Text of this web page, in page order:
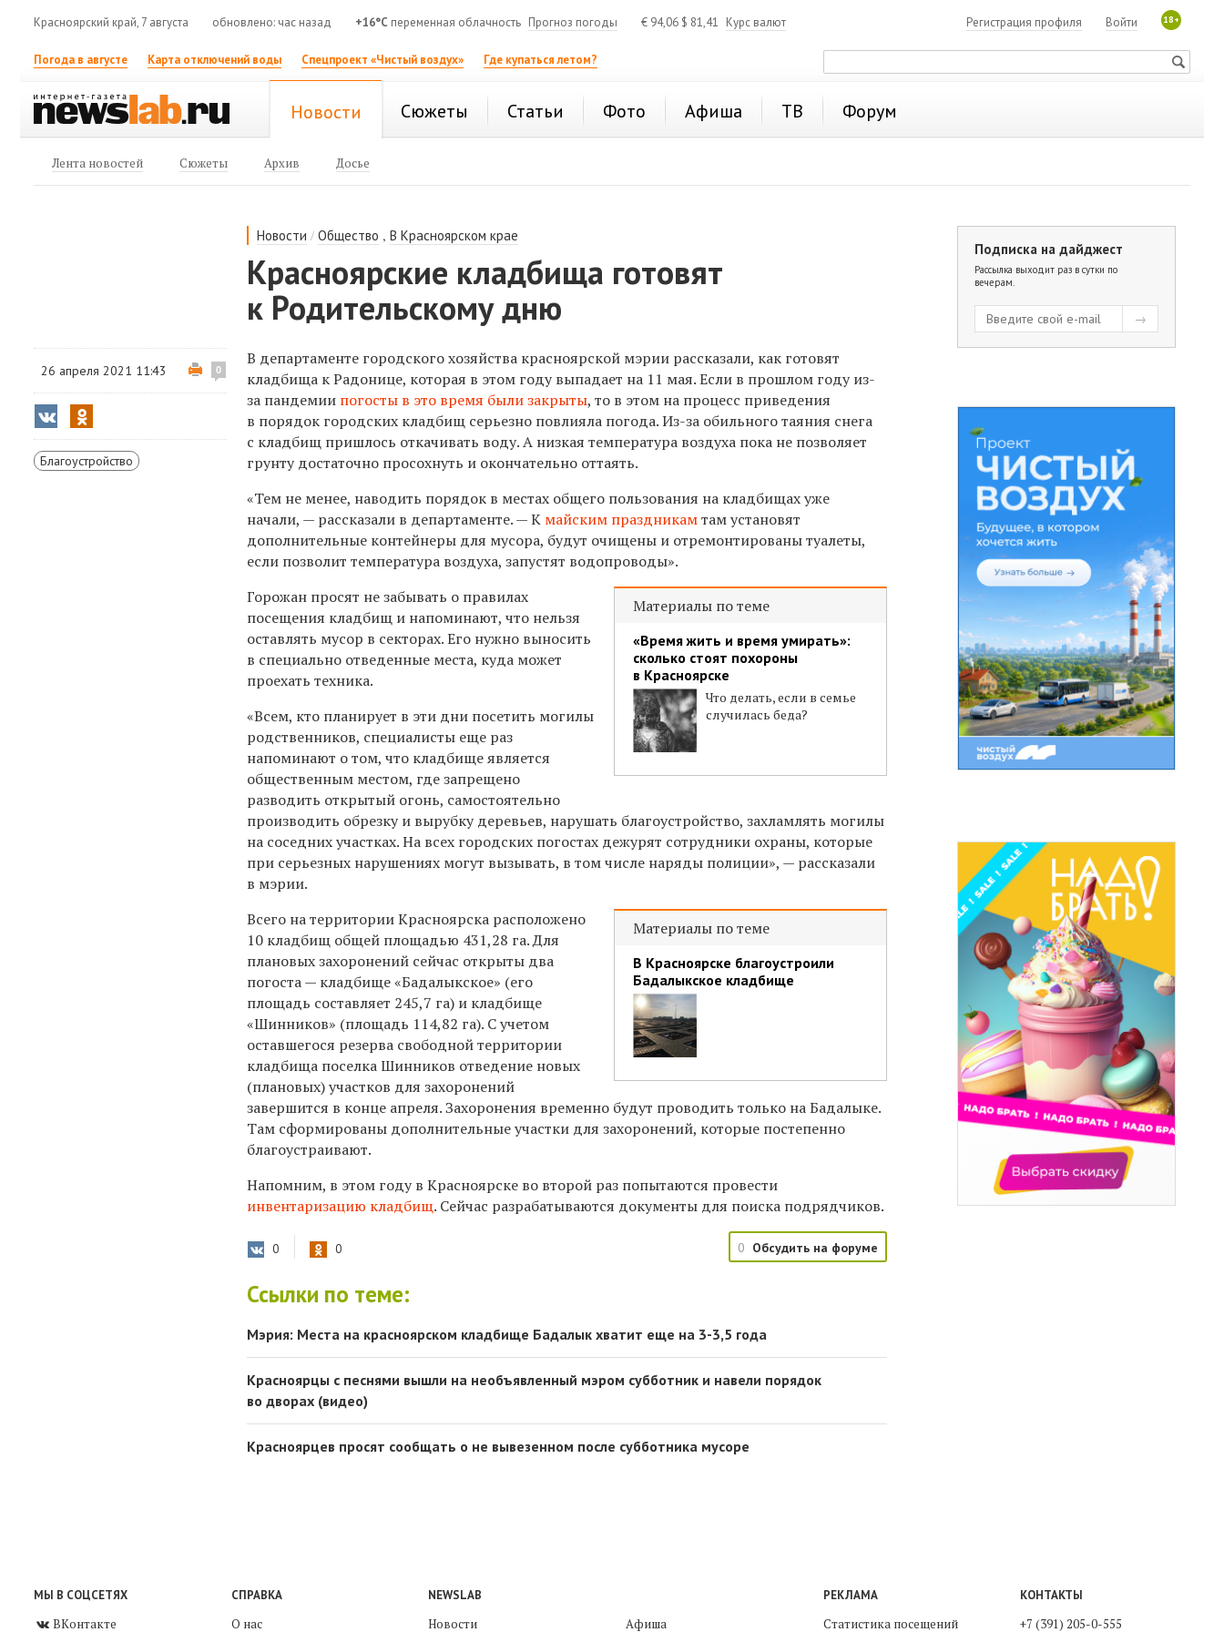
Красноярский край, 7 августа обновлено: час назад +16°C переменная облачность Прогноз погоды € 94,06 $ 81,41 Курс валют 18+
Войти
Регистрация профиля
Погода в августе Карта отключений воды Спецпроект «Чистый воздух» Где купаться летом?
Новости Сюжеты Статьи Фото Афиша ТВ Форум
Лента новостей Сюжеты Архив Досье
Новости /Общество ,В Красноярском крае
Красноярские кладбища готовят
к Родительскому дню
26 апреля 2021 11:43 0
Благоустройство
В департаменте городского хозяйства красноярской мэрии рассказали, как готовят
кладбища к Радонице, которая в этом году выпадает на 11 мая. Если в прошлом году из-
за пандемии погосты в это время были закрыты, то в этом на процесс приведения
в порядок городских кладбищ серьезно повлияла погода. Из-за обильного таяния снега
с кладбищ пришлось откачивать воду. А низкая температура воздуха пока не позволяет
грунту достаточно просохнуть и окончательно оттаять.
«Тем не менее, наводить порядок в местах общего пользования ​ на кладбищах уже
начали, — рассказали в департаменте. — К майским праздникамтам установят
дополнительные контейнеры для мусора, будут очищены и отремонтированы туалеты,
если позволит температура воздуха, запустят водопроводы».
Материалы по теме
«Время жить и время умирать»:
сколько стоят похороны
в Красноярске
Что делать, если в семье
случилась беда?
Горожан просят не забывать о правилах
посещения кладбищ и напоминают, что нельзя
оставлять мусор в секторах. Его нужно выносить
в специально отведенные места, куда может
проехать техника.
«Всем, кто планирует в эти дни посетить могилы
родственников, специалисты еще раз
напоминают о том, что кладбище является
общественным местом, где запрещено
разводить открытый огонь, самостоятельно
производить обрезку и вырубку деревьев, нарушать благоустройство, захламлять могилы
на соседних участках. На всех городских погостах дежурят сотрудники охраны, которые
при серьезных нарушениях могут вызывать, в том числе наряды полиции», — рассказали
в мэрии.
Материалы по теме
В Красноярске благоустроили
Бадалыкское кладбище
Всего на территории Красноярска расположено
10 кладбищ общей площадью 431,28 га. Для
плановых захоронений сейчас открыты два
погоста — кладбище «Бадалыкское» (его
площадь составляет 245,7 га) и кладбище
«Шинников» (площадь 114,82 га). С учетом
оставшегося резерва свободной территории
кладбища поселка Шинников отведение новых
(плановых) участков для захоронений
завершится в конце апреля. Захоронения временно будут проводить только на Бадалыке.
Там сформированы дополнительные участки для захоронений, которые постепенно
благоустраивают.
Напомним, в этом году в Красноярске во второй раз попытаются провести
инвентаризацию кладбищ. Сейчас разрабатываются документы для поиска подрядчиков.
0 0 0 Обсудить на форуме
Ссылки по теме:
Мэрия: Места на красноярском кладбище Бадалык хватит еще на 3-3,5 года
Красноярцы с песнями вышли на необъявленный мэром субботник и навели порядок
во дворах (видео)
Красноярцев просят сообщать о не вывезенном после субботника мусоре
Подписка на дайджест
Рассылка выходит раз в сутки по
вечерам.
МЫ В СОЦСЕТЯХ
ВКонтакте
СПРАВКА
О нас
NEWSLAB
Новости Афиша
РЕКЛАМА
Статистика посещений
КОНТАКТЫ
+7 (391) 205-0-555